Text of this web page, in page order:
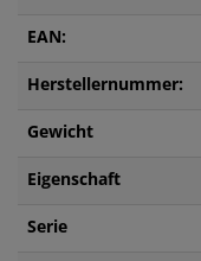
EAN:
Herstellernummer:
Gewicht
Eigenschaft
Serie